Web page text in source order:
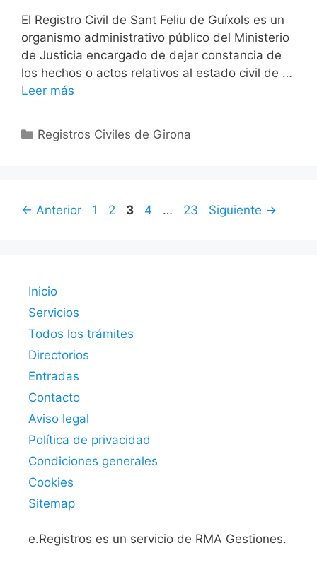
El Registro Civil de Sant Feliu de Guíxols es un
organismo administrativo público del Ministerio
de Justicia encargado de dejar constancia de
los hechos o actos relativos al estado civil de …
Leer más
Categorías
Registros Civiles de Girona
← Anterior Página
1 Página
2 Página
3 Página
4 … Página
23 Siguiente →
Inicio
Servicios
Todos los trámites
Directorios
Entradas
Contacto
Aviso legal
Política de privacidad
Condiciones generales
Cookies
Sitemap
e.Registros es un servicio de RMA Gestiones.